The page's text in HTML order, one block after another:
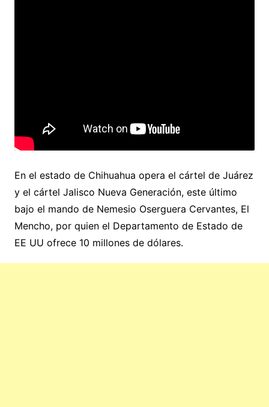
En el estado de Chihuahua opera el cártel de Juárez
y el cártel Jalisco Nueva Generación, este último
bajo el mando de Nemesio Oserguera Cervantes, El
Mencho, por quien el Departamento de Estado de
EE UU ofrece 10 millones de dólares.